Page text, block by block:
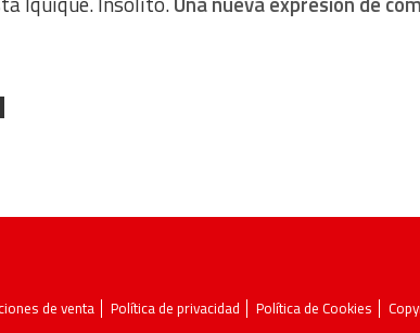
de venta Política de privacidad Política de Cookies